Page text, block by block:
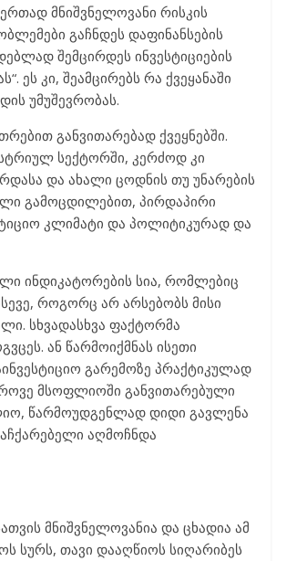
მნიშვნელოვანი რისკის
გაჩნდეს დაფინანსების
შემცირდეს ინვესტიციების
ეს კი, შეამცირებს რა ქვეყანაში
უმუშევრობას.
განვითარებად ქვეყნებში.
სექტორში, კერძოდ კი
და ახალი ცოდნის თუ უნარების
გამოცდილებით, პირდაპირი
კლიმატი და პოლიტიკურად და
ინდიკატორების სია, რომლებიც
როგორც არ არსებობს მისი
სხვადასხვა ფაქტორმა
ან წარმოიქმნას ისეთი
გარემოზე პრაქტიკულად
მსოფლიოში განვითარებული
წარმოუდგენლად დიდი გავლენა
აღმოჩნდა
მნიშვნელოვანია და ცხადია ამ
სურს, თავი დააღწიოს სიღარიბეს